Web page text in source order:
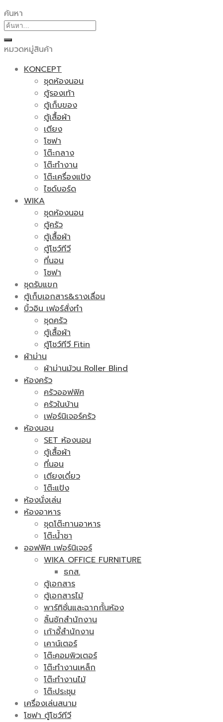
ค้นหา
ค้นหา:
หมวดหมู่สินค้า
KONCEPT
ชุดห้องนอน
ตู้รองเท้า
ตู้เก็บของ
ตู้เสื้อผ้า
เตียง
โซฟา
โต๊ะกลาง
โต๊ะทำงาน
โต๊ะเครื่องแป้ง
ไซด์บอร์ด
WIKA
ชุดห้องนอน
ตู้ครัว
ตู้เสื้อผ้า
ตู้โชว์ทีวี
ที่นอน
โซฟา
ชุดรับแขก
ตู้เก็บเอกสาร&รางเลื่อน
บิ้วอิน เฟอร์สั่งทำ
ชุดครัว
ตู้เสื้อผ้า
ตู้โชว์ทีวี Fitin
ผ้าม่าน
ผ้าม่านม้วน Roller Blind
ห้องครัว
ครัวออฟฟิศ
ครัวในบ้าน
เฟอร์นิเจอร์ครัว
ห้องนอน
SET ห้องนอน
ตู้เสื้อผ้า
ที่นอน
เตียงเดี่ยว
โต๊ะแป้ง
ห้องนั่งเล่น
ห้องอาหาร
ชุดโต๊ะทานอาหาร
โต๊ะน้ำชา
ออฟฟิศ เฟอร์นิเจอร์
WIKA OFFICE FURNITURE
ธกส.
ตู้เอกสาร
ตู้เอกสารไม้
พาร์ทิชั่นและฉากกั้นห้อง
ลิ้นชักสำนักงาน
เก้าอี้สำนักงาน
เคาน์เตอร์
โต๊ะคอมพิวเตอร์
โต๊ะทำงานเหล็ก
โต๊ะทำงานไม้
โต๊ะประชุม
เครื่องเล่นสนาม
โซฟา ตู้โชว์ทีวี